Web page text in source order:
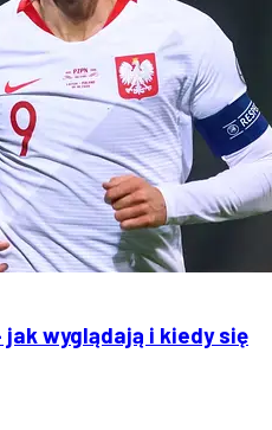
wyglądają i kiedy się